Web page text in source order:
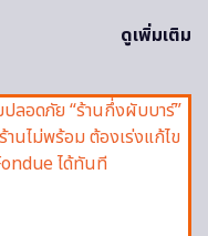
ดูเพิ่มเติม